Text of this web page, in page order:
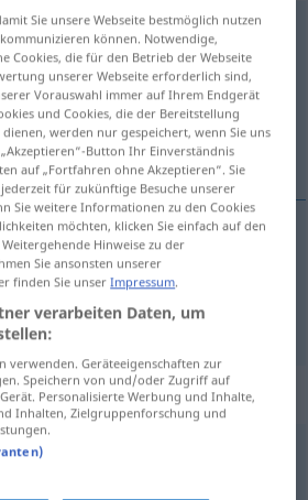
anklicken/antippen)
jedoch, und, und zwar
jedoch pedig
für "pedig"
Sie unsere Webseite bestmöglich nutzen
können. Notwendige,
Cookies, die für den Betrieb der Webseite
unserer Webseite erforderlich sind,
Vorauswahl immer auf Ihrem Endgerät
und Cookies, die der Bereitstellung
werden nur gespeichert, wenn Sie uns
Button Ihr Einverständnis
auf „Fortfahren ohne Akzeptieren“. Sie
für zukünftige Besuche unserer
Sie weitere Informationen zu den Cookies
möchten, klicken Sie einfach auf den
Hinweise zu der
Sie ansonsten unserer
finden Sie unserImpressum.
verarbeiten Daten, um
verwenden. Geräteeigenschaften zur
Speichern von und/oder Zugriff auf
Personalisierte Werbung und Inhalte,
Inhalten, Zielgruppenforschung und